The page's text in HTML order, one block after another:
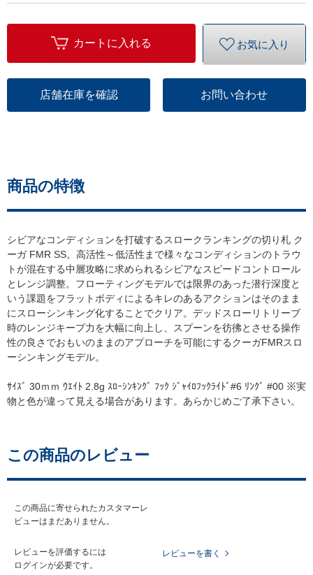
カートに入れる お気に入り
店舗在庫を確認 お問い合わせ
商品の特徴
シビアなコンディションを打破するスロークランキングの切り札 ク
ーガ FMR SS。高活性～低活性まで様々なコンディションのトラウ
トが混在する中層攻略に求められるシビアなスピードコントロール
とレンジ調整。フローティングモデルでは限界のあった潜行深度と
いう課題をフラットボディによるキレのあるアクションはそのまま
にスローシンキング化することでクリア。デッドスローリトリーブ
時のレンジキープ力を大幅に向上し、スプーンを彷彿とさせる操作
性の良さでおもいのままのアプローチを可能にするクーガFMRスロ
ーシンキングモデル。
ｻｲｽﾞ 30ｍｍ ｳｴｲﾄ 2.8g ｽﾛｰｼﾝｷﾝｸﾞ ﾌｯｸ ｼﾞｬｲﾛﾌｯｸﾗｲﾄﾞ#6 ﾘﾝｸﾞ #00 ※実
物と色が違って見える場合があります。あらかじめご了承下さい。
この商品のレビュー
この商品に寄せられたカスタマーレ
ビューはまだありません。
レビューを評価するには
ログインが必要です。
レビューを書く